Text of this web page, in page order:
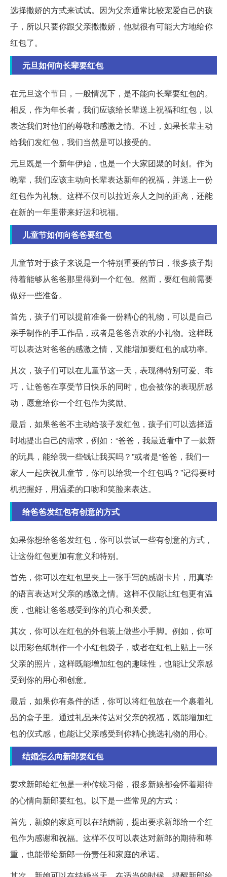
选择撒娇的方式来试试。因为父亲通常比较宠爱自己的孩
子，所以只要你跟父亲撒撒娇，他就很有可能大方地给你
红包了。
元旦如何向长辈要红包
在元旦这个节日，一般情况下，是不能向长辈要红包的。
相反，作为年长者，我们应该给长辈送上祝福和红包，以
表达我们对他们的尊敬和感激之情。不过，如果长辈主动
给我们发红包，我们当然是可以接受的。
元旦既是一个新年伊始，也是一个大家团聚的时刻。作为
晚辈，我们应该主动向长辈表达新年的祝福，并送上一份
红包作为礼物。这样不仅可以拉近亲人之间的距离，还能
在新的一年里带来好运和祝福。
儿童节如何向爸爸要红包
儿童节对于孩子来说是一个特别重要的节日，很多孩子期
待着能够从爸爸那里得到一个红包。然而，要红包前需要
做好一些准备。
首先，孩子们可以提前准备一份精心的礼物，可以是自己
亲手制作的手工作品，或者是爸爸喜欢的小礼物。这样既
可以表达对爸爸的感激之情，又能增加要红包的成功率。
其次，孩子们可以在儿童节这一天，表现得特别可爱、乖
巧，让爸爸在享受节日快乐的同时，也会被你的表现所感
动，愿意给你一个红包作为奖励。
最后，如果爸爸不主动给孩子发红包，孩子们可以选择适
时地提出自己的需求，例如：“爸爸，我最近看中了一款新
的玩具，能给我一些钱让我买吗？”或者是“爸爸，我们一
家人一起庆祝儿童节，你可以给我一个红包吗？”记得要时
机把握好，用温柔的口吻和笑脸来表达。
给爸爸发红包有创意的方式
如果你想给爸爸发红包，你可以尝试一些有创意的方式，
让这份红包更加有意义和特别。
首先，你可以在红包里夹上一张手写的感谢卡片，用真挚
的语言表达对父亲的感激之情。这样不仅能让红包更有温
度，也能让爸爸感受到你的真心和关爱。
其次，你可以在红包的外包装上做些小手脚。例如，你可
以用彩色纸制作一个小红包袋子，或者在红包上贴上一张
父亲的照片，这样既能增加红包的趣味性，也能让父亲感
受到你的用心和创意。
最后，如果你有条件的话，你可以将红包放在一个裹着礼
品的盒子里。通过礼品来传达对父亲的祝福，既能增加红
包的仪式感，也能让父亲感受到你精心挑选礼物的用心。
结婚怎么向新郎要红包
要求新郎给红包是一种传统习俗，很多新娘都会怀着期待
的心情向新郎要红包。以下是一些常见的方式：
首先，新娘的家庭可以在结婚前，提出要求新郎给一个红
包作为感谢和祝福。这样不仅可以表达对新郎的期待和尊
重，也能带给新郎一份责任和家庭的承诺。